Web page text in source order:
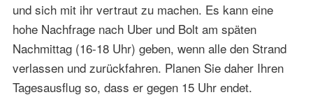
und sich mit ihr vertraut zu machen. Es kann eine
hohe Nachfrage nach Uber und Bolt am späten
Nachmittag (16-18 Uhr) geben, wenn alle den Strand
verlassen und zurückfahren. Planen Sie daher Ihren
Tagesausflug so, dass er gegen 15 Uhr endet.